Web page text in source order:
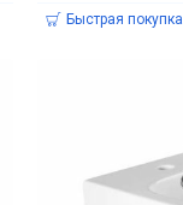
Быстрая покупка